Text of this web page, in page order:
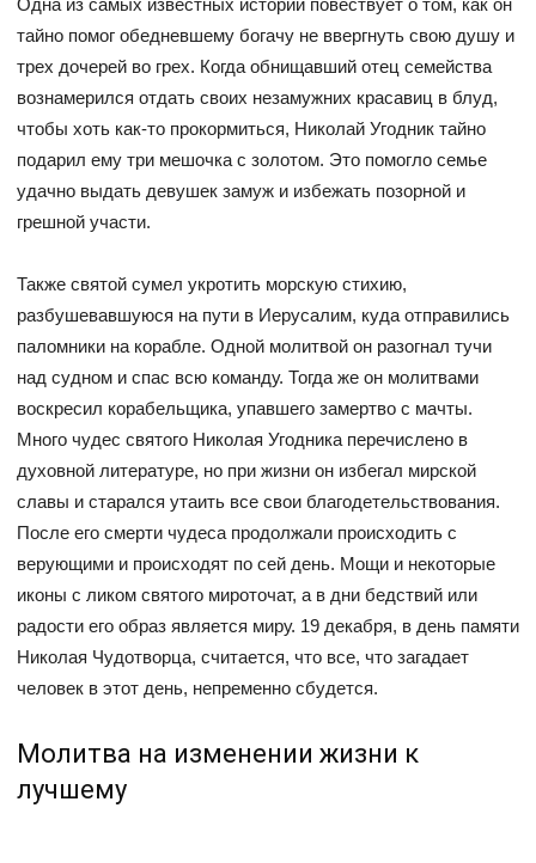
Одна из самых известных историй повествует о том, как он
тайно помог обедневшему богачу не ввергнуть свою душу и
трех дочерей во грех. Когда обнищавший отец семейства
вознамерился отдать своих незамужних красавиц в блуд,
чтобы хоть как-то прокормиться, Николай Угодник тайно
подарил ему три мешочка с золотом. Это помогло семье
удачно выдать девушек замуж и избежать позорной и
грешной участи.
Также святой сумел укротить морскую стихию,
разбушевавшуюся на пути в Иерусалим, куда отправились
паломники на корабле. Одной молитвой он разогнал тучи
над судном и спас всю команду. Тогда же он молитвами
воскресил корабельщика, упавшего замертво с мачты.
Много чудес святого Николая Угодника перечислено в
духовной литературе, но при жизни он избегал мирской
славы и старался утаить все свои благодетельствования.
После его смерти чудеса продолжали происходить с
верующими и происходят по сей день. Мощи и некоторые
иконы с ликом святого мироточат, а в дни бедствий или
радости его образ является миру. 19 декабря, в день памяти
Николая Чудотворца, считается, что все, что загадает
человек в этот день, непременно сбудется.
Молитва на изменении жизни к
лучшему